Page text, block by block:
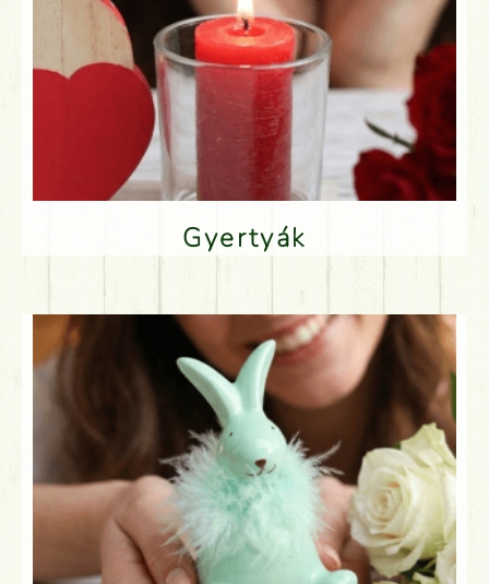
Gyertyák